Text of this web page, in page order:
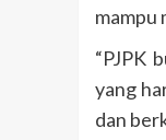
mampu
“PJPK
yang
dan